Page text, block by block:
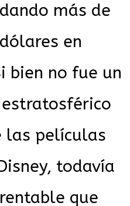
más de
en
bien no fue un
las películas
todavía
que